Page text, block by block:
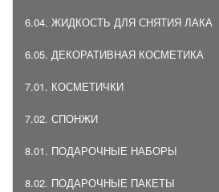
6.04. ЖИДКОСТЬ ДЛЯ СНЯТИЯ ЛАКА
6.05. ДЕКОРАТИВНАЯ КОСМЕТИКА
7.01. КОСМЕТИЧКИ
7.02. СПОНЖИ
8.01. ПОДАРОЧНЫЕ НАБОРЫ
8.02. ПОДАРОЧНЫЕ ПАКЕТЫ